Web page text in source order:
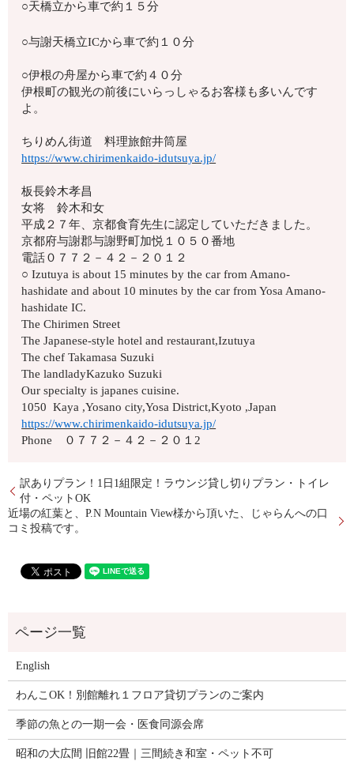
○天橋立から車で約１５分
○与謝天橋立ICから車で約１０分
○伊根の舟屋から車で約４０分
伊根町の観光の前後にいらっしゃるお客様も多いんです
よ。
ちりめん街道 料理旅館井筒屋
https://www.chirimenkaido-idutsuya.jp/
板長鈴木孝昌
女将 鈴木和女
平成２７年、京都食育先生に認定していただきました。
京都府与謝郡与謝野町加悦１０５０番地
電話０７７２－４２－２０１２
○ Izutuya is about 15 minutes by the car from Amano-
hashidate and about 10 minutes by the car from Yosa Amano-
hashidate IC.
The Chirimen Street
The Japanese-style hotel and restaurant,Izutuya
The chef Takamasa Suzuki
The landladyKazuko Suzuki
Our specialty is japanes cuisine.
1050 Kaya ,Yosano city,Yosa District,Kyoto ,Japan
https://www.chirimenkaido-idutsuya.jp/
Phone ０７７２－４２－２０１2
訳ありプラン！1日1組限定！ラウンジ貸し切りプラン・トイレ
付・ペットOK
近場の紅葉と、P.N Mountain View様から頂いた、じゃらんへの口
コミ投稿です。
English
わんこOK！別館離れ１フロア貸切プランのご案内
季節の魚との一期一会・医食同源会席
昭和の大広間 旧館22畳｜三間続き和室・ペット不可